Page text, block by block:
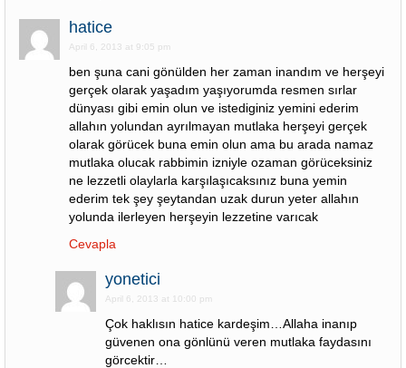
hatice
April 6, 2013 at 9:05 pm
ben şuna cani gönülden her zaman inandım ve herşeyi
gerçek olarak yaşadım yaşıyorumda resmen sırlar
dünyası gibi emin olun ve istediginiz yemini ederim
allahın yolundan ayrılmayan mutlaka herşeyi gerçek
olarak görücek buna emin olun ama bu arada namaz
mutlaka olucak rabbimin izniyle ozaman görüceksiniz
ne lezzetli olaylarla karşılaşıcaksınız buna yemin
ederim tek şey şeytandan uzak durun yeter allahın
yolunda ilerleyen herşeyin lezzetine varıcak
Cevapla
yonetici
April 6, 2013 at 10:00 pm
Çok haklısın hatice kardeşim…Allaha inanıp
güvenen ona gönlünü veren mutlaka faydasını
görcektir…